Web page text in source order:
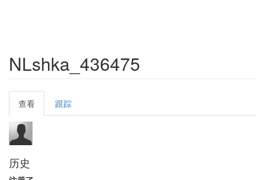
NLshka_436475
Primary
tabs
查看 (active
tab)
跟踪
历史